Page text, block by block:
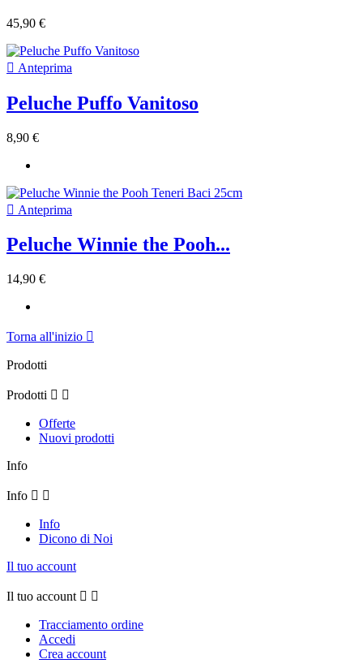
45,90 €
 Anteprima
Peluche Puffo Vanitoso
8,90 €
 Anteprima
Peluche Winnie the Pooh...
14,90 €
Torna all'inizio 
Prodotti
Prodotti  
Offerte
Nuovi prodotti
Info
Info  
Info
Dicono di Noi
Il tuo account
Il tuo account  
Tracciamento ordine
Accedi
Crea account